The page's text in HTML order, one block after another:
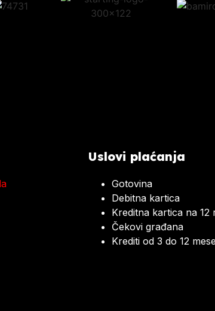
Uslovi plaćanja
Gotovina
Debitna kartica
Kreditna kartica na 12
Čekovi građana
Krediti od 3 do 12